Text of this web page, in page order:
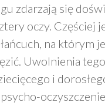
zdarzają się
oczy. Częściej
na którym
Uwolnienia
i